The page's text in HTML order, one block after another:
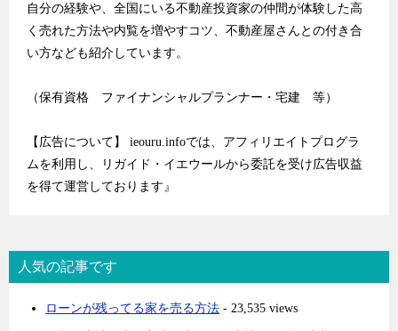
自分の経験や、全国にいる不動産投資家の仲間が体験した高
く売れた方法や内覧を増やすコツ、不動産屋さんとの付き合
い方なども紹介しています。
（保有資格 ファイナンシャルプランナー・宅建 等）
【広告について】 ieouru.infoでは、アフィリエイトプログラ
ムを利用し、リガイド・イエウールから委託を受け広告収益
を得て運営しております』
人気の記事です
ローンが残ってる家を売る方法 - 23,535 views